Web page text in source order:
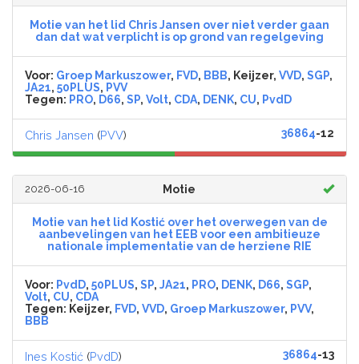
Motie van het lid Chris Jansen over niet verder gaan
dan dat wat verplicht is op grond van regelgeving
Voor: Groep Markuszower, FVD, BBB, Keijzer, VVD, SGP,
JA21, 50PLUS, PVV
Tegen: PRO, D66, SP, Volt, CDA, DENK, CU, PvdD
Chris Jansen (PVV) 36864-12
2026-06-16 Motie
Motie van het lid Kostić over het overwegen van de
aanbevelingen van het EEB voor een ambitieuze
nationale implementatie van de herziene RIE
Voor: PvdD, 50PLUS, SP, JA21, PRO, DENK, D66, SGP,
Volt, CU, CDA
Tegen: Keijzer, FVD, VVD, Groep Markuszower, PVV,
BBB
Ines Kostić (PvdD) 36864-13